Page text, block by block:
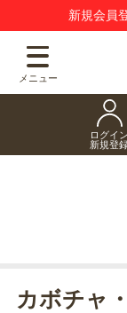
新規会員
メニュー
ログイン
新規登
カボチャ